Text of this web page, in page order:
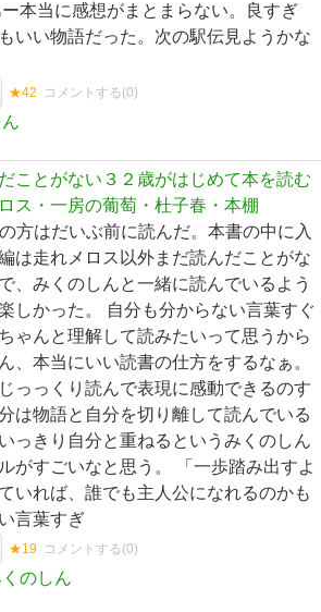
ー本当に感想がまとまらない。良すぎ
いい物語だった。次の駅伝見ようかな
★42 コメントする(0)
ことがない３２歳がはじめて本を読む
ス・一房の葡萄・杜子春・本棚
方はだいぶ前に読んだ。本書の中に入
は走れメロス以外まだ読んだことがな
、みくのしんと一緒に読んでいるよう
しかった。 自分も分からない言葉すぐ
ゃんと理解して読みたいって思うから
、本当にいい読書の仕方をするなぁ。
っっくり読んで表現に感動できるのす
は物語と自分を切り離して読んでいる
っきり自分と重ねるというみくのしん
がすごいなと思う。 「一歩踏み出すよ
いれば、誰でも主人公になれるのかも
言葉すぎ
★19 コメントする(0)
のしん